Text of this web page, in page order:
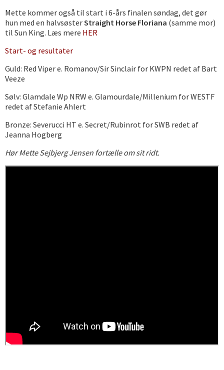
Mette kommer også til start i 6-års finalen søndag, det gør
hun med en halvsøsterStraight Horse Floriana (samme mor)
til Sun King. Læs mere HER
Start- og resultater
Guld: Red Viper e. Romanov/Sir Sinclair for KWPN redet af Bart
Veeze
Sølv: Glamdale Wp NRW e. Glamourdale/Millenium for WESTF
redet af Stefanie Ahlert
Bronze: Severucci HT e. Secret/Rubinrot for SWB redet af
Jeanna Hogberg
Hør Mette Sejbjerg Jensen fortælle om sit ridt.